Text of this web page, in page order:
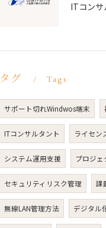
タグ Tags
サポート切れWindwos端末
ITコンサルタント ライセン
システム運用支援 プロジェ
セキュリティリスク管理 課
無線LAN管理方法 デジタル